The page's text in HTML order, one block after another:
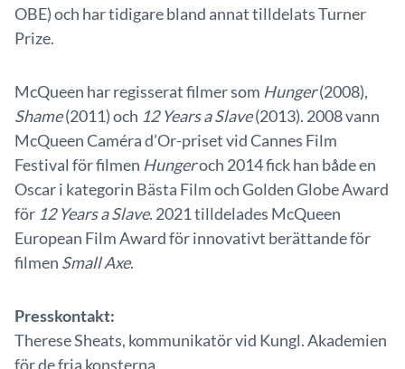
OBE) och har tidigare bland annat tilldelats Turner
Prize.
McQueen har regisserat filmer som Hunger(2008),
Shame(2011) och 12 Years a Slave(2013). 2008 vann
McQueen Caméra d’Or-priset vid Cannes Film
Festival för filmen Hungeroch 2014 fick han både en
Oscar i kategorin Bästa Film och Golden Globe Award
för 12 Years a Slave. 2021 tilldelades McQueen
European Film Award för innovativt berättande för
filmen Small Axe.
Presskontakt:
Therese Sheats, kommunikatör vid Kungl. Akademien
för de fria konsterna